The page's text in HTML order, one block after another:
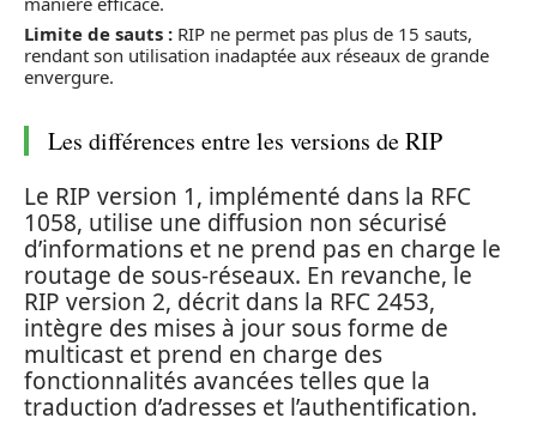
Limite de sauts : RIP ne permet pas plus de 15 sauts,
rendant son utilisation inadaptée aux réseaux de grande
envergure.
Les différences entre les versions de RIP
Le RIP version 1, implémenté dans la RFC
1058, utilise une diffusion non sécurisé
d’informations et ne prend pas en charge le
routage de sous-réseaux. En revanche, le
RIP version 2, décrit dans la RFC 2453,
intègre des mises à jour sous forme de
multicast et prend en charge des
fonctionnalités avancées telles que la
traduction d’adresses et l’authentification.